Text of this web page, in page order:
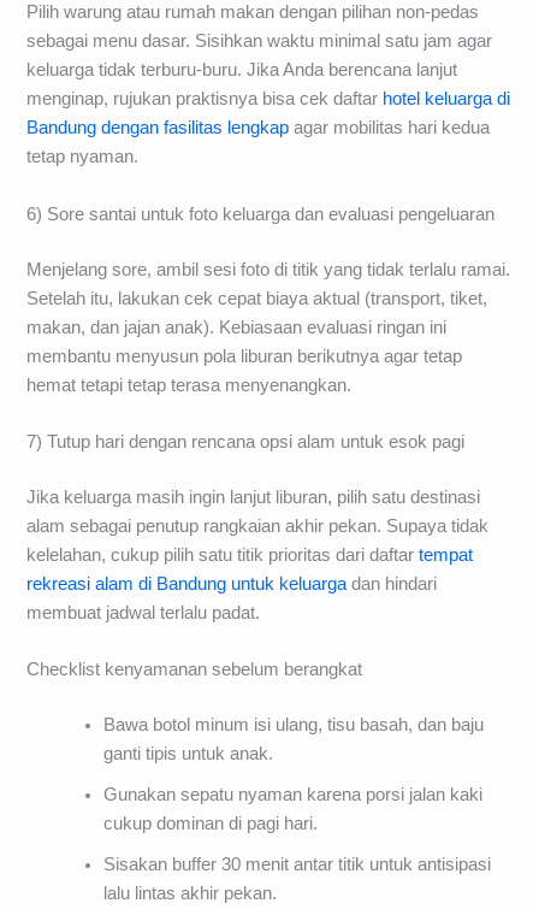
Pilih warung atau rumah makan dengan pilihan non-pedas
sebagai menu dasar. Sisihkan waktu minimal satu jam agar
keluarga tidak terburu-buru. Jika Anda berencana lanjut
menginap, rujukan praktisnya bisa cek daftar hotel keluarga di
Bandung dengan fasilitas lengkap agar mobilitas hari kedua
tetap nyaman.
6) Sore santai untuk foto keluarga dan evaluasi pengeluaran
Menjelang sore, ambil sesi foto di titik yang tidak terlalu ramai.
Setelah itu, lakukan cek cepat biaya aktual (transport, tiket,
makan, dan jajan anak). Kebiasaan evaluasi ringan ini
membantu menyusun pola liburan berikutnya agar tetap
hemat tetapi tetap terasa menyenangkan.
7) Tutup hari dengan rencana opsi alam untuk esok pagi
Jika keluarga masih ingin lanjut liburan, pilih satu destinasi
alam sebagai penutup rangkaian akhir pekan. Supaya tidak
kelelahan, cukup pilih satu titik prioritas dari daftartempat
rekreasi alam di Bandung untuk keluarga dan hindari
membuat jadwal terlalu padat.
Checklist kenyamanan sebelum berangkat
Bawa botol minum isi ulang, tisu basah, dan baju
ganti tipis untuk anak.
Gunakan sepatu nyaman karena porsi jalan kaki
cukup dominan di pagi hari.
Sisakan buffer 30 menit antar titik untuk antisipasi
lalu lintas akhir pekan.